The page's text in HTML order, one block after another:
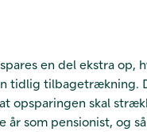
en del ekstra op,
tidlig tilbagetrækning.
opsparingen skal
år som pensionist, og